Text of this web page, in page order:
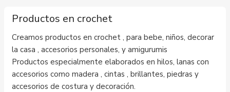
Productos en crochet
Creamos productos en crochet , para bebe, niños, decorar
la casa , accesorios personales, y amigurumis
Productos especialmente elaborados en hilos, lanas con
accesorios como madera , cintas , brillantes, piedras y
accesorios de costura y decoración.